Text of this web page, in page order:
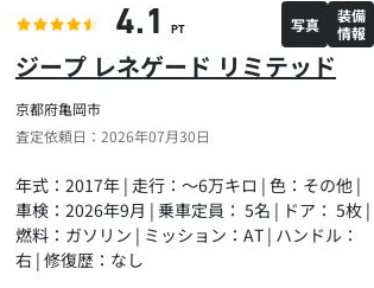
京都府亀岡市
査定依頼日：2026年07月30日
ジープ レネゲード リミテッド
年式：2017年 | 走行：～6万キロ | 色：その他 |
車検：2026年9月 | 乗車定員： 5名 | ドア： 5枚 |
燃料：ガソリン | ミッション：AT | ハンドル：
右 | 修復歴：なし
4.1 PT 写真
装備
情報